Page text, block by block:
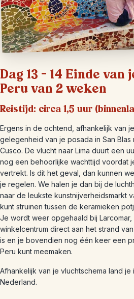
Dag 13 – 14 Einde
Peru van 2 weken
Reistijd: circa 1,5 uur
Ergens in de ochtend, afhankelijk van
gelegenheid van je posada in San Blas
Cusco. De vlucht naar Lima duurt een
nog een behoorlijke wachttijd voordat
vertrekt. Is dit het geval, dan kunnen
je regelen. We halen je dan bij de
naar de leukste kunstnijverheidsmarkt
kunt struinen tussen de keramieken
Je wordt weer opgehaald bij
winkelcentrum direct aan het strand
is en je bovendien nog één keer een
Peru kunt meemaken.
Afhankelijk van je vluchtschema land
Nederland.